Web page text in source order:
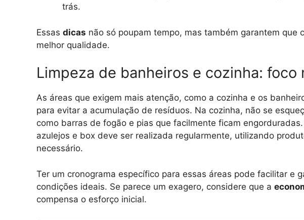
trás.
Essas dicas não só poupam tempo, mas também garantem que
melhor qualidade.
Limpeza de banheiros e cozinha: foco
As áreas que exigem mais atenção, como a cozinha e os
para evitar a acumulação de resíduos. Na cozinha, não se
como barras de fogão e pias que facilmente ficam
azulejos e box deve ser realizada regularmente, utilizando
necessário.
Ter um cronograma específico para essas áreas pode facilitar e
condições ideais. Se parece um exagero, considere que a
compensa o esforço inicial.